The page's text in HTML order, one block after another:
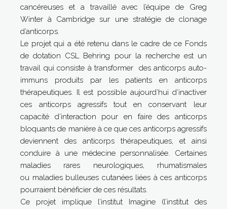
cancéreuses et a travaillé avec l’équipe de Greg
Winter à Cambridge sur une stratégie de clonage
d’anticorps.
Le projet qui a été retenu dans le cadre de ce Fonds
de dotation CSL Behring pour la recherche est un
travail qui consiste à transformer des anticorps auto-
immuns produits par les patients en anticorps
thérapeutiques. Il est possible aujourd’hui d’inactiver
ces anticorps agressifs tout en conservant leur
capacité d’interaction pour en faire des anticorps
bloquants de manière à ce que ces anticorps agressifs
deviennent des anticorps thérapeutiques, et ainsi
conduire à une médecine personnalisée. Certaines
maladies rares neurologiques, rhumatismales
ou maladies bulleuses cutanées liées à ces anticorps
pourraient bénéficier de ces résultats.
Ce projet implique l’institut Imagine (l’institut des